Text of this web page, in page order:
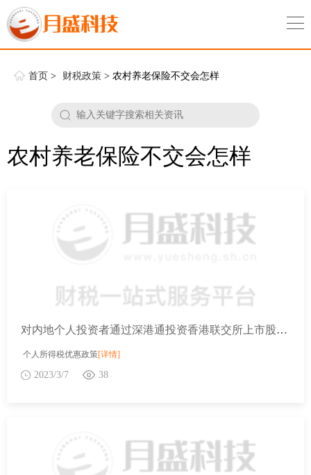
首页 > 财税政策 > 农村养老保险不交会怎样
农村养老保险不交会怎样
对内地个人投资者通过深港通投资香港联交所上市股票取得的转让差价所得是否征收个人所得税？
个人所得税优惠政策[详情]
2023/3/7 38